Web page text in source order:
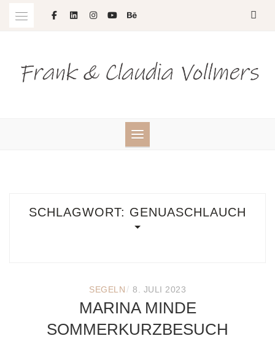
SCHLAGWORT: GENUASCHLAUCH
SEGELN / 8. JULI 2023
MARINA MINDE
SOMMERKURZBESUCH